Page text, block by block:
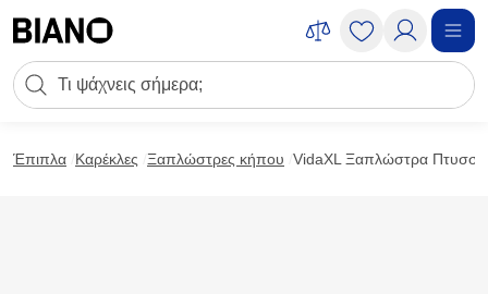
Πεδίο αναζήτησης
Έπιπλα Καρέκλες Ξαπλώστρες κήπου VidaXL Ξαπλώστρα